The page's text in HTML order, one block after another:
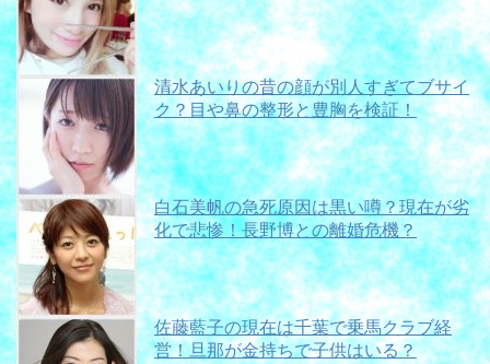
清水あいりの昔の顔が別人すぎてブサイ
ク？目や鼻の整形と豊胸を検証！
白石美帆の急死原因は黒い噂？現在が劣
化で悲惨！長野博との離婚危機？
佐藤藍子の現在は千葉で乗馬クラブ経
営！旦那が金持ちで子供はいる？